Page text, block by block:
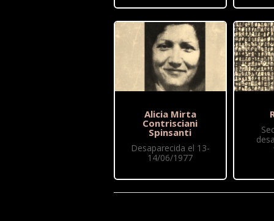
Alicia Mirta
Contrisciani
Spinsanti
Desaparecida el 13-
14/06/1977